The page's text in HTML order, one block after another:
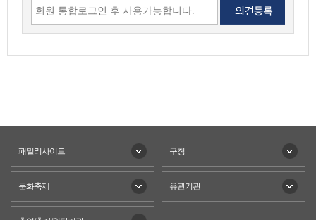
패밀리사이트 구청
문화축제 유관기관